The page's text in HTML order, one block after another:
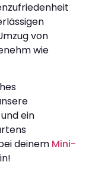
von
wie
ein
deinem Mini-